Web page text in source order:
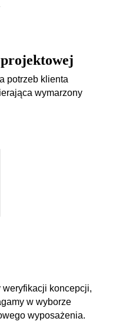
potrzeb klienta
wymarzony
koncepcji,
w wyborze
wyposażenia.